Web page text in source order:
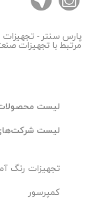
• اتصال به درایو
• سیستم‌های SCADA
• شبکه‌های
• مانیتورینگ
• ارتباط بین
برای کسب
پارس سنتر-
مرتبط با تجهیزات
لیست
لیست
تجهیزات رنگ
کمپرسور